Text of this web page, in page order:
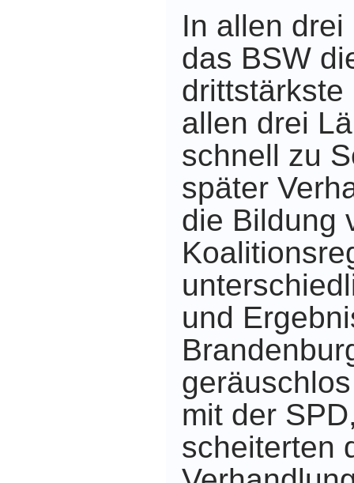
In allen
das BSW
drittstärkste
allen drei
schnell zu
später
die Bildung
und
mit der
scheiterten